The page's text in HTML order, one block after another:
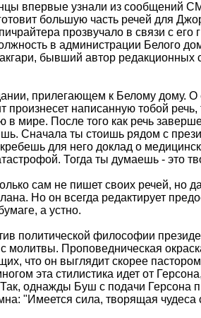
впервые узнали из сообщений
готовит большую часть речей для
прозвучало в связи с
в администрации Белого
бывший автор редакционных
прилегающем к Белому дому. О
произнесет написанную тобой
в мире. После того как речь
Сначала ты стоишь рядом с
для него доклад о
Тогда ты думаешь - это
сам не пишет своих речей, но
Но он всегда редактирует
а устно.
политической философии
молитвы. Проповедническая
что он выглядит скорее
эта стилистика идет от
однажды Буш с подачи Герсона
"Имеется сила, творящая чудеса